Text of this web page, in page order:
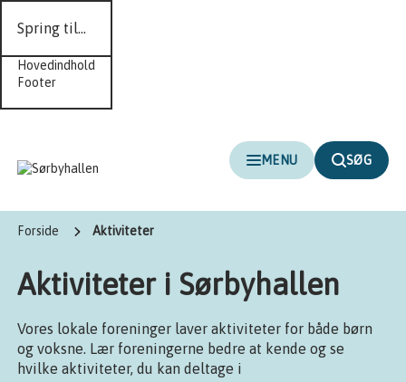
Spring til...
Hovedindhold
Footer
MENU SØG
Forside Aktiviteter
Aktiviteter i Sørbyhallen
Vores lokale foreninger laver aktiviteter for både børn
og voksne. Lær foreningerne bedre at kende og se
hvilke aktiviteter, du kan deltage i